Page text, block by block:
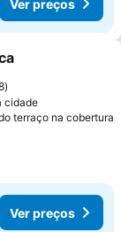
Ver preços
favoritos
cidade
terraço na cobertura
Ver preços